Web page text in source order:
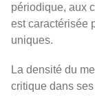
périodique, aux
est caractérisée
uniques.
La densité du
critique dans